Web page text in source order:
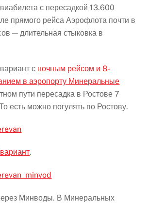
с пересадкой 13.600
прямого рейса Аэрофлота почти в
— длительная стыковка в
с ночным рейсом и 8-
в аэропорту Минеральные
пути пересадка в Ростове 7
есть можно погулять по Ростову.
.
Минводы. В Минеральных